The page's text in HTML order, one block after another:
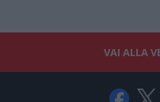
VAI ALLA